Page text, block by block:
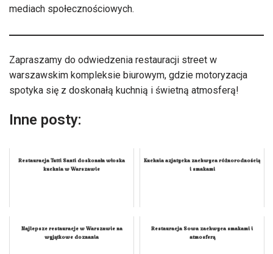
mediach społecznościowych.
Zapraszamy do odwiedzenia restauracji street w
warszawskim kompleksie biurowym, gdzie motoryzacja
spotyka się z doskonałą kuchnią i świetną atmosferą!
Inne posty:
Restauracja Tutti Santi doskonała włoska
kuchnia w Warszawie
Kuchnia azjatycka zachwyca różnorodnością
i smakami
Najlepsze restauracje w Warszawie na
wyjątkowe doznania
Restauracja Sowa zachwyca smakami i
atmosferą